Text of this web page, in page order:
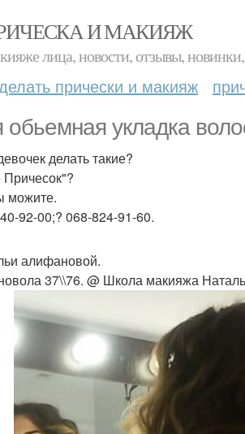
И МАКИЯЖ
лица, новости, отзывы,
прически и макияж
укладка
делать такие?
можите.
92-00;? 068-824-91-60.
алифановой.
37\\76. @ Школа макияжа